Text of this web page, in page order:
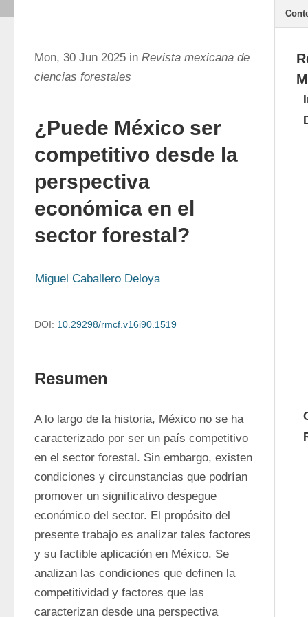
Mon, 30 Jun 2025 in Revista mexicana de
ciencias forestales
¿Puede México ser
competitivo desde la
perspectiva
económica en el
sector forestal?
Miguel Caballero Deloya
DOI: 10.29298/rmcf.v16i90.1519
Resumen
A lo largo de la historia, México no se ha
caracterizado por ser un país competitivo
en el sector forestal. Sin embargo, existen
condiciones y circunstancias que podrían
promover un significativo despegue
económico del sector. El propósito del
presente trabajo es analizar tales factores
y su factible aplicación en México. Se
analizan las condiciones que definen la
competitividad y factores que las
caracterizan desde una perspectiva